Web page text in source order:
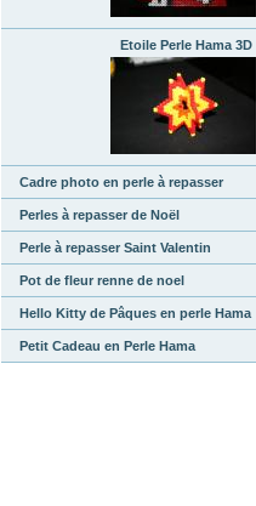
Etoile Perle Hama 3D
Cadre photo en perle à repasser
Perles à repasser de Noël
Perle à repasser Saint Valentin
Pot de fleur renne de noel
Hello Kitty de Pâques en perle Hama
Petit Cadeau en Perle Hama